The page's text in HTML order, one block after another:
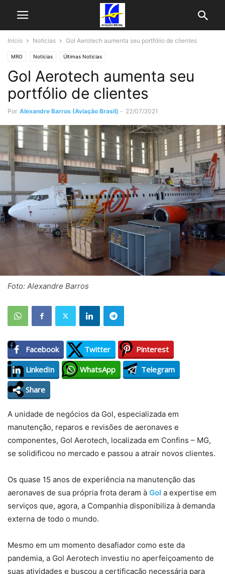
Início Notícias Gol Aerotech aumenta seu portfólio de clientes
MRO Notícias Últimas Noticias
Gol Aerotech aumenta seu
portfólio de clientes
Por Alexandre Barros (Aviação Brasil) - 22/07/2021
Foto: Alexandre Barros
Facebook Twitter
Pinterest
LinkedIn
WhatsApp
Telegram
Share
A unidade de negócios da Gol, especializada em
manutenção, reparos e revisões de aeronaves e
componentes, Gol Aerotech, localizada em Confins – MG,
se solidificou no mercado e passou a atrair novos clientes.
Os quase 15 anos de experiência na manutenção das
aeronaves de sua própria frota deram à Gol a expertise em
serviços que, agora, a Companhia disponibiliza à demanda
externa de todo o mundo.
Mesmo em um momento desafiador como este da
pandemia, a Gol Aerotech investiu no aperfeiçoamento de
suas atividades e buscou a certificação necessária para